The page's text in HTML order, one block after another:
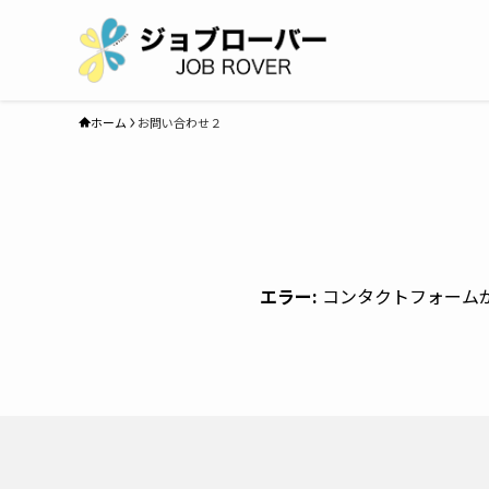
ホーム お問い合わせ２
エラー: コンタクトフォーム